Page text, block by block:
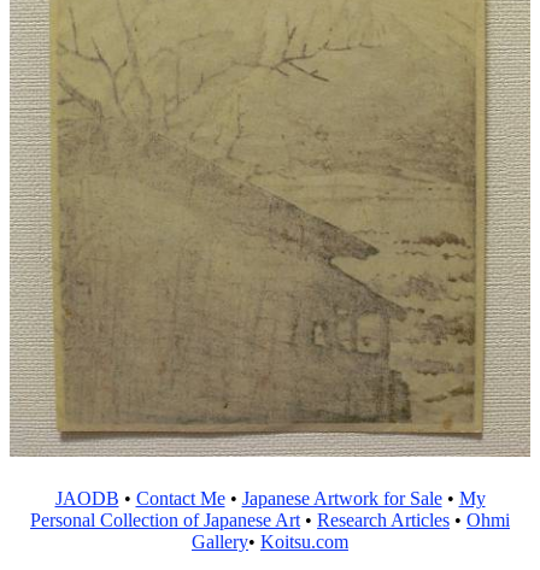
JAODB • Contact Me• Japanese Artwork for Sale• My
Personal Collection of Japanese Art • Research Articles • Ohmi
Gallery• Koitsu.com